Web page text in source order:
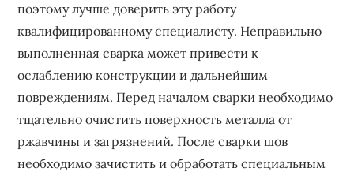
поэтому лучше доверить эту работу
квалифицированному специалисту. Неправильно
выполненная сварка может привести к
ослаблению конструкции и дальнейшим
повреждениям. Перед началом сварки необходимо
тщательно очистить поверхность металла от
ржавчины и загрязнений. После сварки шов
необходимо зачистить и обработать специальным